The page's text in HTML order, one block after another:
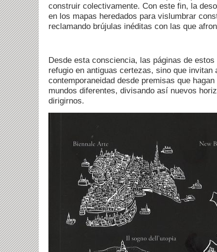
construir colectivamente. Con este fin, la
en los mapas heredados para vislumbrar
reclamando brújulas inéditas con las que
Desde esta consciencia, las páginas de
refugio en antiguas certezas, sino que invitan
contemporaneidad desde premisas que
mundos diferentes, divisando así nuevos
dirigirnos.